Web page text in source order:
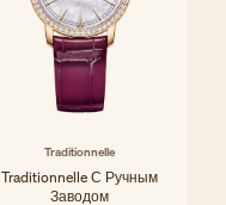
Traditionnelle
Traditionnelle С Ручным
Заводом